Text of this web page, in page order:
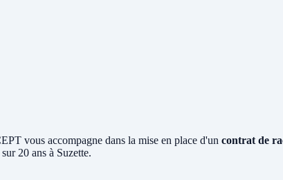
vous accompagne dans la mise en place d'un contrat de
20 ans à Suzette.